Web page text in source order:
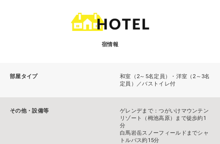
宿情報
部屋タイプ
和室（2～5名定員）・洋室（2～3名
定員）／バストイレ付
その他・設備等
ゲレンデまで：つがいけマウンテン
リゾート（栂池高原）まで徒歩約1
分
白馬岩岳スノーフィールドまでシャ
トルバス約15分